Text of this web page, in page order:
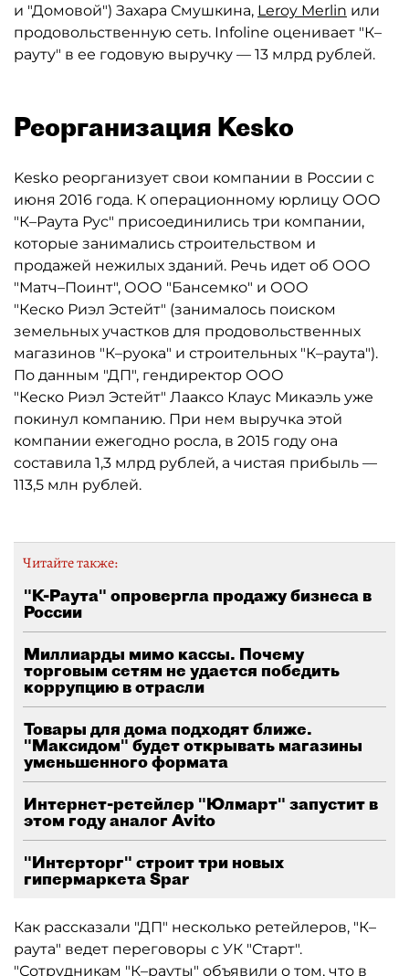
и "Домовой") Захара Смушкина, Leroy Merlin или
продовольственную сеть. Infoline оценивает "К–
рауту" в ее годовую выручку — 13 млрд рублей.
Реорганизация Kesko
Kesko реорганизует свои компании в России с
июня 2016 года. К операционному юрлицу ООО
"К–Раута Рус" присоединились три компании,
которые занимались строительством и
продажей нежилых зданий. Речь идет об ООО
"Матч–Поинт", ООО "Бансемко" и ООО
"Кеско Риэл Эстейт" (занималось поиском
земельных участков для продовольственных
магазинов "К–руока" и строительных "К–раута").
По данным "ДП", гендиректор ООО
"Кеско Риэл Эстейт" Лааксо Клаус Микаэль уже
покинул компанию. При нем выручка этой
компании ежегодно росла, в 2015 году она
составила 1,3 млрд рублей, а чистая прибыль —
113,5 млн рублей.
Читайте также:
"К-Раута" опровергла продажу бизнеса в
России
Миллиарды мимо кассы. Почему
торговым сетям не удается победить
коррупцию в отрасли
Товары для дома подходят ближе.
"Максидом" будет открывать магазины
уменьшенного формата
Интернет-ретейлер "Юлмарт" запустит в
этом году аналог Avito
"Интерторг" строит три новых
гипермаркета Spar
Как рассказали "ДП" несколько ретейлеров, "К–
раута" ведет переговоры с УК "Старт".
"Сотрудникам "К–рауты" объявили о том, что в